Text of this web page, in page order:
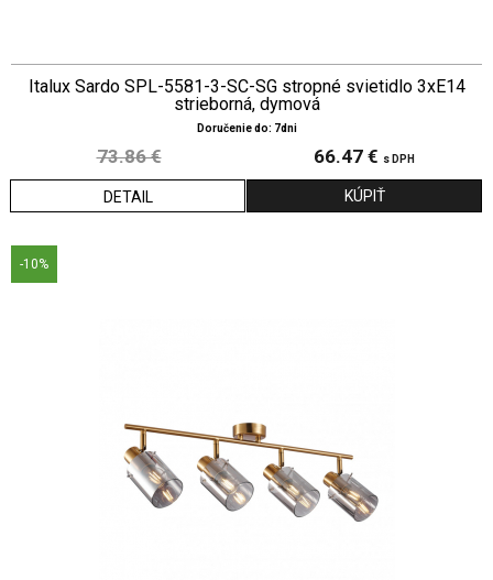
Italux Sardo SPL-5581-3-SC-SG stropné svietidlo 3xE14
strieborná, dymová
Doručenie do: 7dni
73.86 € 66.47 € s DPH
DETAIL
-10%